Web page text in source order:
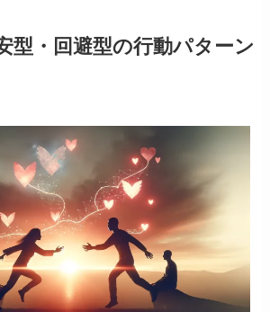
型・回避型の行動パターン